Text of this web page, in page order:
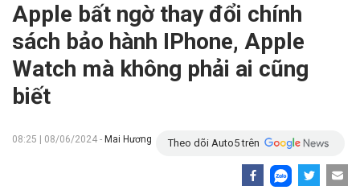
Apple bất ngờ thay đổi chính
sách bảo hành IPhone, Apple
Watch mà không phải ai cũng
biết
08:25 | 08/06/2024 - Mai Hương Theo dõi Auto5 trên